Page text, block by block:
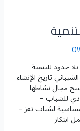
حدود للتنمية
تاريخ الإنشاء
مجال نشاطها
للشباب –
لشباب تعز –
ابتكار